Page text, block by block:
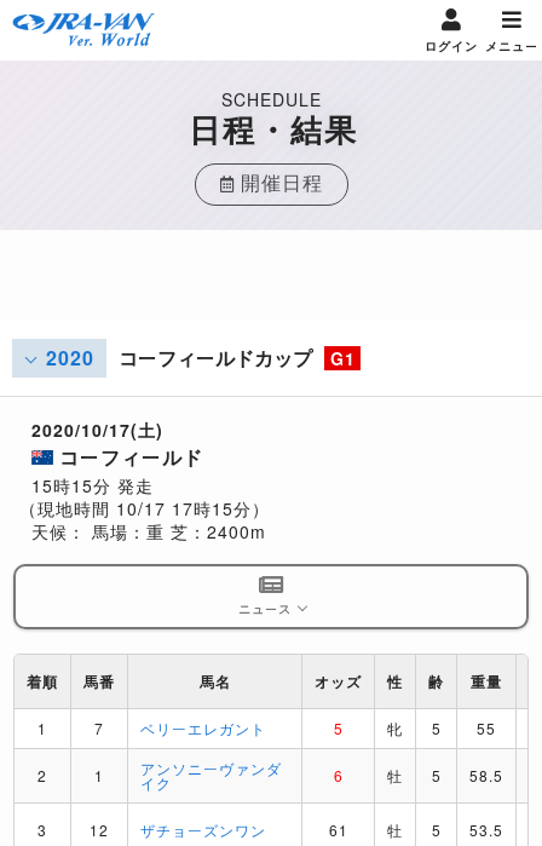
ログイン メニュー
SCHEDULE
日程・結果
開催日程
2020 コーフィールドカップ G1
2020/10/17(土)
コーフィールド
15時15分 発走
（現地時間 10/17 17時15分）
天候：
馬場：重 芝：2400m
ニュース
着順 馬番 馬名 オッズ 性 齢 重量
1 7 ベリーエレガント 5 牝 5 55
2 1 アンソニーヴァンダ
イク 6 牡 5 58.5
3 12 ザチョーズンワン 61 牡 5 53.5